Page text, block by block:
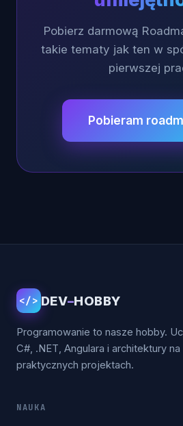
Pobierz darmową
takie tematy jak ten w
pierwszej
Pobieram
</> DEV–HOBBY
Programowanie to nasze hobby.
C#, .NET, Angulara i architektury na
praktycznych projektach.
NAUKA